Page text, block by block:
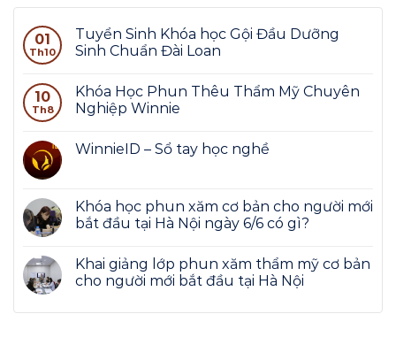
01
Th10
Tuyển Sinh Khóa học Gội Đầu Dưỡng
Sinh Chuẩn Đài Loan
10
Th8
Khóa Học Phun Thêu Thẩm Mỹ Chuyên
Nghiệp Winnie
WinnieID – Sổ tay học nghề
Khóa học phun xăm cơ bản cho người mới
bắt đầu tại Hà Nội ngày 6/6 có gì?
Khai giảng lớp phun xăm thẩm mỹ cơ bản
cho người mới bắt đầu tại Hà Nội